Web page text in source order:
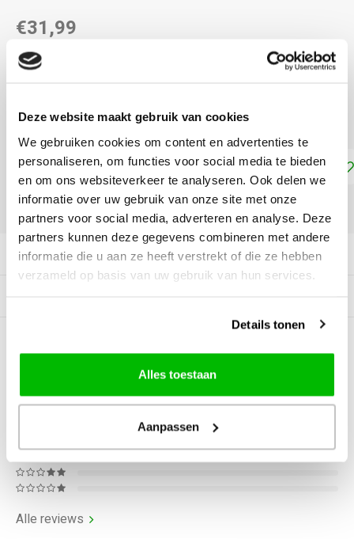
Deze website maakt gebruik van cookies
We gebruiken cookies om content en advertenties te
personaliseren, om functies voor social media te bieden
en om ons websiteverkeer te analyseren. Ook delen we
informatie over uw gebruik van onze site met onze
partners voor social media, adverteren en analyse. Deze
partners kunnen deze gegevens combineren met andere
informatie die u aan ze heeft verstrekt of die ze hebben
verzameld op basis van uw gebruik van hun services.
Details tonen
Alles toestaan
Aanpassen
€31,99
DIRECT LEVERBAAR
voorbeduktLees meer
Toevoegen aan winkelwagen
Productomschrijving
0Reviews
Alle reviews